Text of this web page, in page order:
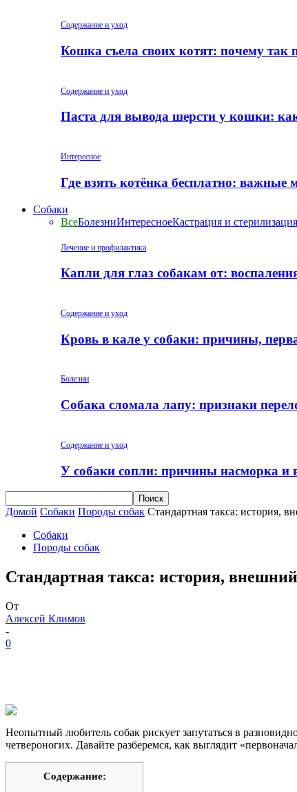
Содержание и уход
Кошка съела своих котят: почему так
Содержание и уход
Паста для вывода шерсти у кошки:
Интересное
Где взять котёнка бесплатно:
Собаки
ВсеБолезниИнтересноеКастрация и стерилизация
Лечение и профилактика
Капли для глаз собакам от:
Содержание и уход
Кровь в кале у собаки: причины,
Болезни
Собака сломала лапу: признаки
Содержание и уход
У собаки сопли: причины насморка и
Домой Собаки Породы собак Стандартная такса: история,
Собаки
Породы собак
Стандартная такса: история,
От
Алексей Климов
-
0
Неопытный любитель собак рискует запутаться в
четвероногих. Давайте разберемся, как выглядит
Содержание: